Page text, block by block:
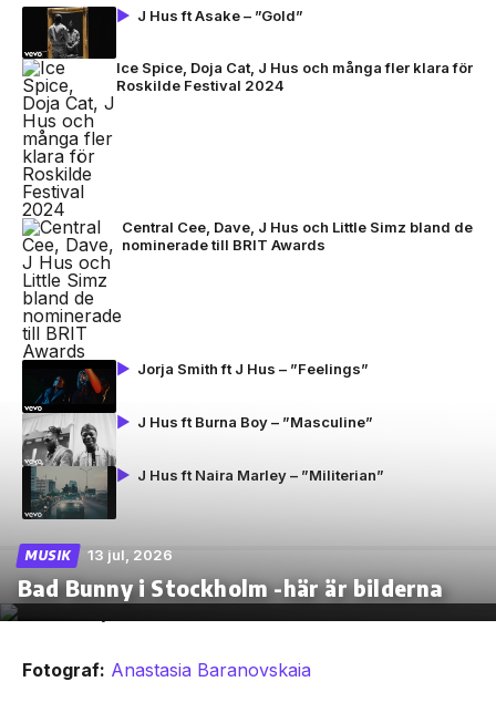
J Hus ft Asake – ”Gold”
Ice Spice, Doja Cat, J Hus och många fler klara för
Roskilde Festival 2024
Central Cee, Dave, J Hus och Little Simz bland de
nominerade till BRIT Awards
Jorja Smith ft J Hus – ”Feelings”
J Hus ft Burna Boy – ”Masculine”
J Hus ft Naira Marley – ”Militerian”
MUSIK 13 jul, 2026
Bad Bunny i Stockholm -här är bilderna
Fotograf: Anastasia Baranovskaia